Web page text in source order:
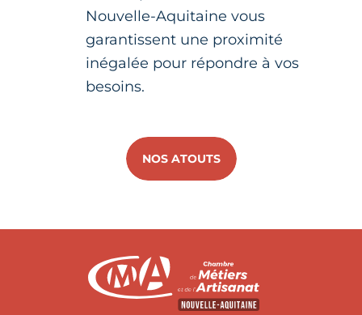
Nouvelle-Aquitaine vous
garantissent une proximité
inégalée pour répondre à vos
besoins.
NOS ATOUTS